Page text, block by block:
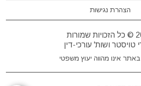
הצהרת נגישות
טויסטר ושות' עורכי-דין
אינו מהווה יעוץ משפטי